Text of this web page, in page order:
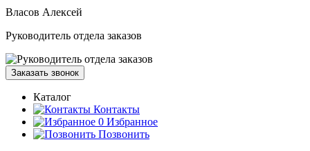
Власов Алексей
Руководитель отдела заказов
Заказать звонок
Каталог
Контакты
0 Избранное
Позвонить